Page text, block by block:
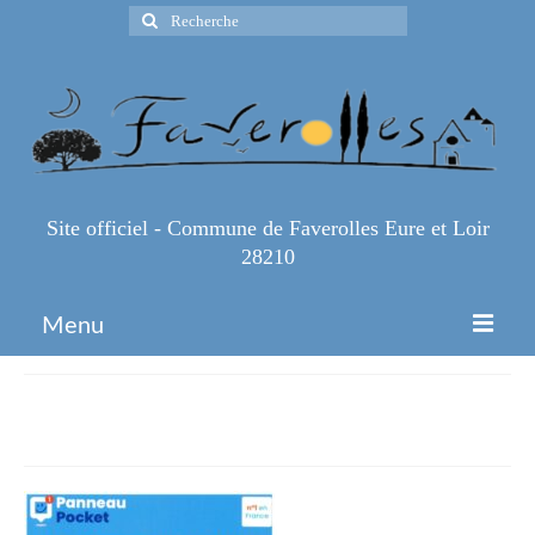
Rechercher
:
Site officiel - Commune de Faverolles Eure et Loir
28210
Menu
Infos Pratiques